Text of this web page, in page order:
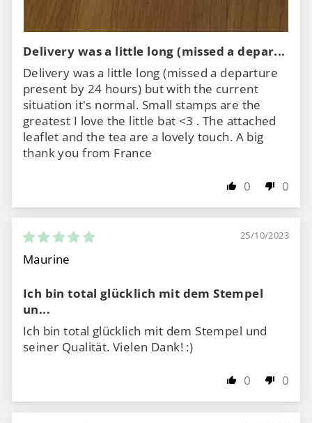
Delivery was a little long (missed a depar...
Delivery was a little long (missed a departure
present by 24 hours) but with the current
situation it's normal. Small stamps are the
greatest I love the little bat <3 . The attached
leaflet and the tea are a lovely touch. A big
thank you from France
0 0
25/10/2023
Maurine
Ich bin total glücklich mit dem Stempel
un...
Ich bin total glücklich mit dem Stempel und
seiner Qualität. Vielen Dank! :)
0 0